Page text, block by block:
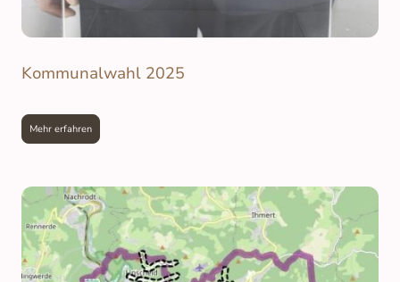
Kommunalwahl 2025
Mehr erfahren